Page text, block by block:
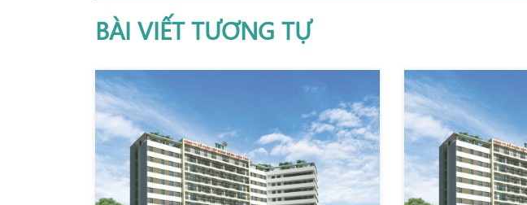
BÀI VIẾT TƯƠNG TỰ